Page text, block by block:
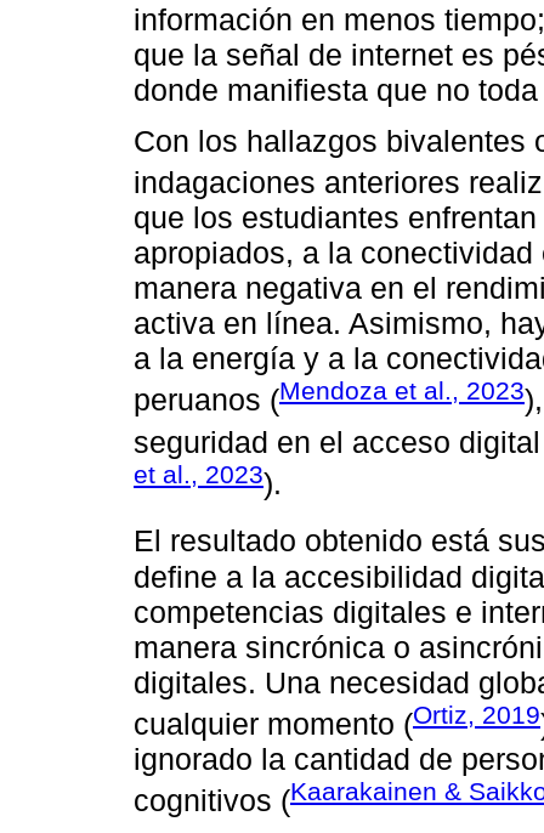
información en menos
que la señal de internet es
donde manifiesta que no
Con los hallazgos bivalentes
indagaciones anteriores
que los estudiantes
apropiados, a la
manera negativa en el
activa en línea. Asimismo,
a la energía y a la
peruanos (Mendoza et al., 2023
seguridad en el acceso
et al., 2023).
El resultado obtenido está
define a la accesibilidad
competencias digitales e
manera sincrónica o
digitales. Una necesidad
cualquier momento (Ortiz, 2019
ignorado la cantidad de
cognitivos (Kaarakainen &